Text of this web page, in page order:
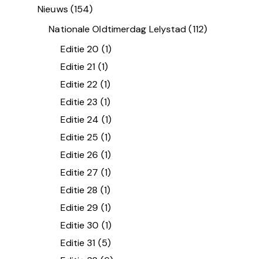
Nieuws (154)
Nationale Oldtimerdag Lelystad(112)
Editie 20 (1)
Editie 21 (1)
Editie 22 (1)
Editie 23 (1)
Editie 24 (1)
Editie 25 (1)
Editie 26 (1)
Editie 27 (1)
Editie 28 (1)
Editie 29 (1)
Editie 30 (1)
Editie 31 (5)